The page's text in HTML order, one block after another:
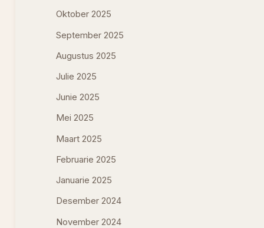
Oktober 2025
September 2025
Augustus 2025
Julie 2025
Junie 2025
Mei 2025
Maart 2025
Februarie 2025
Januarie 2025
Desember 2024
November 2024